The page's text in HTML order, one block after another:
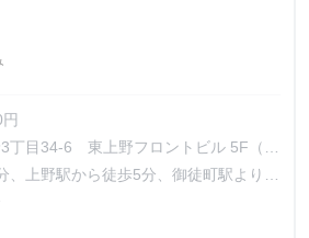
丁目34-6 東上野フロントビル 5F（イ
は現地勤務となります）
、上野駅から徒歩5分、御徒町駅より徒